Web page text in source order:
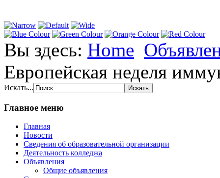
Вы здесь: Home
Европейская неделя
Искать...
Главное меню
Главная
Новости
Сведения об образовательной организации
Деятельность колледжа
Объявления
Общие объявления